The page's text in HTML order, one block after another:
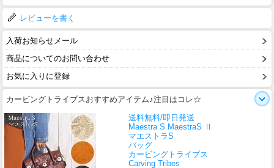
レビューを書く
入荷お知らせメール
商品についてのお問い合わせ
お気に入りに登録
カービングトライブスおすすめアイテム♪注目はコレ☆
送料無料/即日発送
Maestra S MaestraS Ⅱ
マエストラS
バッグ
カービングトライブス
Carving Tribes